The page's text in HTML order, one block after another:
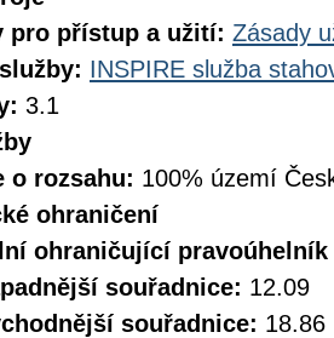
pro přístup a užití: Zásady
INSPIRE služba
3.1
o rozsahu: 100% území
ohraničení
ohraničující pravoúhelník
souřadnice: 12.09
souřadnice: 18.86